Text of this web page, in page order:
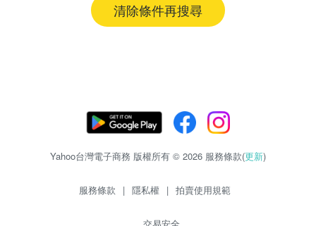
清除條件再搜尋
Yahoo台灣電子商務 版權所有 © 2026 服務條款(更新)
服務條款 | 隱私權 | 拍賣使用規範